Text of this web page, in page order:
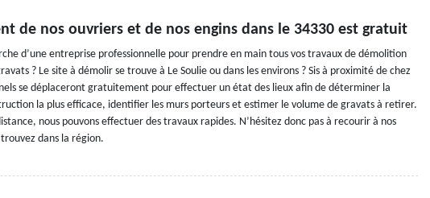
de nos ouvriers et de nos engins dans le 34330 est gratuit
d’une entreprise professionnelle pour prendre en main tous vos travaux de démolition
? Le site à démolir se trouve à Le Soulie ou dans les environs ? Sis à proximité de chez
se déplaceront gratuitement pour effectuer un état des lieux afin de déterminer la
la plus efficace, identifier les murs porteurs et estimer le volume de gravats à retirer.
nous pouvons effectuer des travaux rapides. N’hésitez donc pas à recourir à nos
trouvez dans la région.